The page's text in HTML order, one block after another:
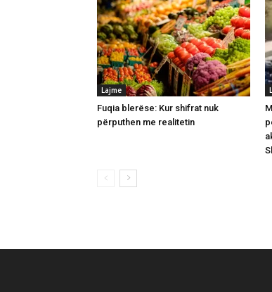
Lajme
Fuqia blerëse: Kur shifrat nuk
përputhen me realitetin